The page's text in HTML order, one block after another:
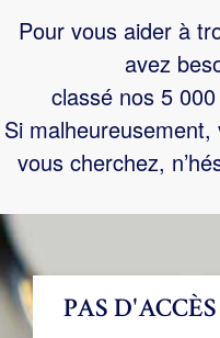
Pour vous aider à
avez
classé nos 5
Si
vous cherchez,
PAS